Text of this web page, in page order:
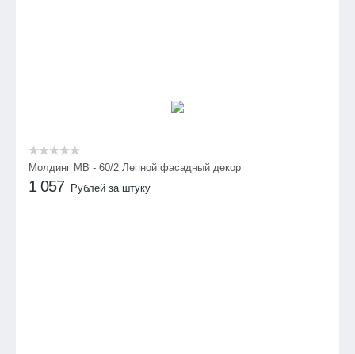
Молдинг МВ - 60/2 Лепной фасадный декор
1 057 Рублей за штуку